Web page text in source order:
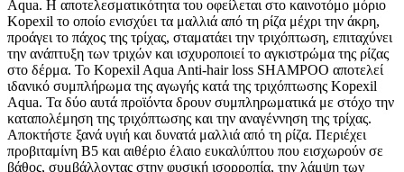
Aqua. Η αποτελεσματικότητα του οφείλεται στο καινοτόμο μόριο
Kopexil το οποίο ενισχύει τα μαλλιά από τη ρίζα μέχρι την άκρη,
προάγει το πάχος της τρίχας, σταματάει την τριχόπτωση, επιταχύνει
την ανάπτυξη των τριχών και ισχυροποιεί το αγκιστρώμα της ρίζας
στο δέρμα. Το Kopexil Aqua Anti-hair loss SHAMPOO αποτελεί
ιδανικό συμπλήρωμα της αγωγής κατά της τριχόπτωσης Kopexil
Aqua. Τα δύο αυτά προϊόντα δρουν συμπληρωματικά με στόχο την
καταπολέμηση της τριχόπτωσης και την αναγέννηση της τρίχας.
Αποκτήστε ξανά υγιή και δυνατά μαλλιά από τη ρίζα. Περιέχει
προβιταμίνη Β5 και αιθέριο έλαιο ευκαλύπτου που εισχωρούν σε
βάθος, συμβάλλοντας στην φυσική ισορροπία, την λάμψη των